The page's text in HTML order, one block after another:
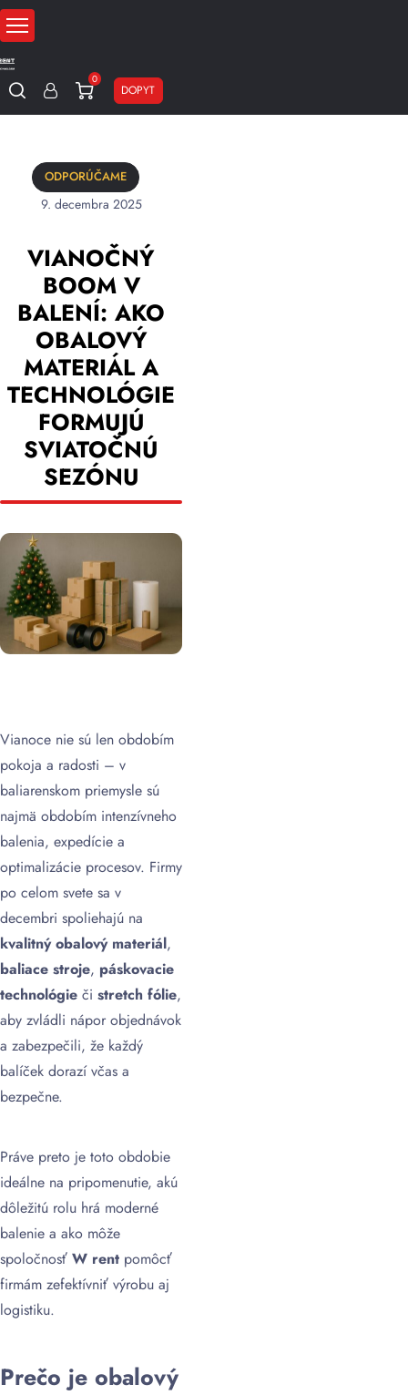
0
DOPYT
ODPORÚČAME
9. decembra 2025
VIANOČNÝ
BOOM V
BALENÍ: AKO
OBALOVÝ
MATERIÁL A
TECHNOLÓGIE
FORMUJÚ
SVIATOČNÚ
SEZÓNU
Vianoce nie sú len obdobím
pokoja a radosti – v
baliarenskom priemysle sú
najmä obdobím intenzívneho
balenia, expedície a
optimalizácie procesov. Firmy
po celom svete sa v
decembri spoliehajú na
kvalitný obalový materiál,
baliace stroje, páskovacie
technológie či stretch fólie,
aby zvládli nápor objednávok
a zabezpečili, že každý
balíček dorazí včas a
bezpečne.
Práve preto je toto obdobie
ideálne na pripomenutie, akú
dôležitú rolu hrá moderné
balenie a ako môže
spoločnosť W rent pomôcť
firmám zefektívniť výrobu aj
logistiku.
Prečo je obalový